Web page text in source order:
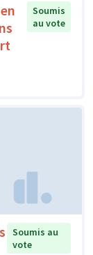
Soumis
au vote
Soumis au
vote